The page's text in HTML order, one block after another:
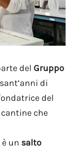
del Gruppo
di
del
che
un salto